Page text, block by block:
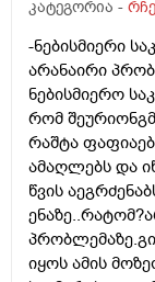
კატეგორია -
-ნებისმიერი
არანაირი
ნებისმიერო
რომ
რაშტა
ამაღლებს და
წვის
იყოს ამის